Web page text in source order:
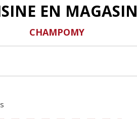
EN MAGASIN
CHAMPOMY